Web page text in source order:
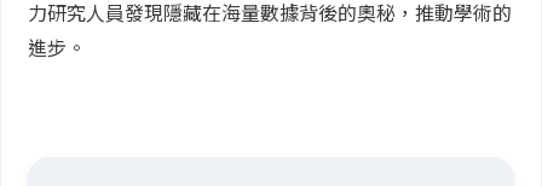
力研究人員發現隱藏在海量數據背後的奧秘，推動學術的
進步。